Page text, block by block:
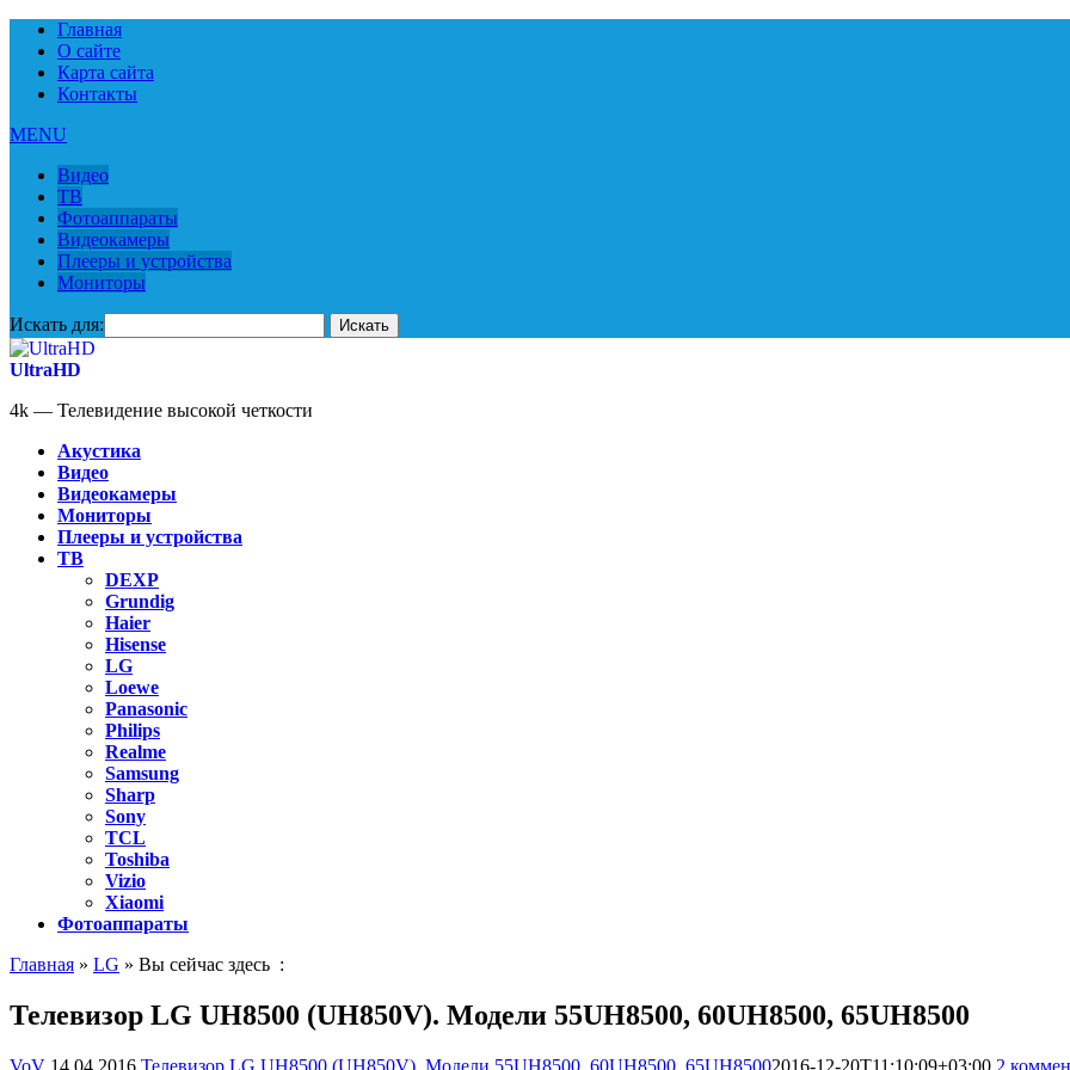
Главная
О сайте
Карта сайта
Контакты
MENU
Видео
ТВ
Фотоаппараты
Видеокамеры
Плееры и устройства
Мониторы
Искать для:
UltraHD
4k — Телевидение высокой четкости
Акустика
Видео
Видеокамеры
Мониторы
Плееры и устройства
ТВ
DEXP
Grundig
Haier
Hisense
LG
Loewe
Panasonic
Philips
Realme
Samsung
Sharp
Sony
TCL
Toshiba
Vizio
Xiaomi
Фотоаппараты
Главная » LG » Вы сейчас здесь :
Телевизор LG UH8500 (UH850V). Модели 55UH8500, 60UH8500, 65UH8500
VoV 14.04.2016 Телевизор LG UH8500 (UH850V). Модели 55UH8500, 60UH8500, 65UH85002016-12-20T11:10:09+03:00 2